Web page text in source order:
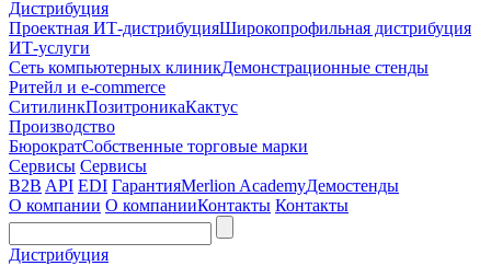
Дистрибуция
Проектная ИТ-дистрибуцияШирокопрофильная дистрибуция
ИТ-услуги
Сеть компьютерных клиникДемонстрационные стенды
Ритейл и e-commerce
СитилинкПозитроникаКактус
Производство
БюрократСобственные торговые марки
Сервисы Сервисы
B2B API EDI ГарантияMerlion AcademyДемостенды
О компании О компанииКонтакты Контакты
Дистрибуция